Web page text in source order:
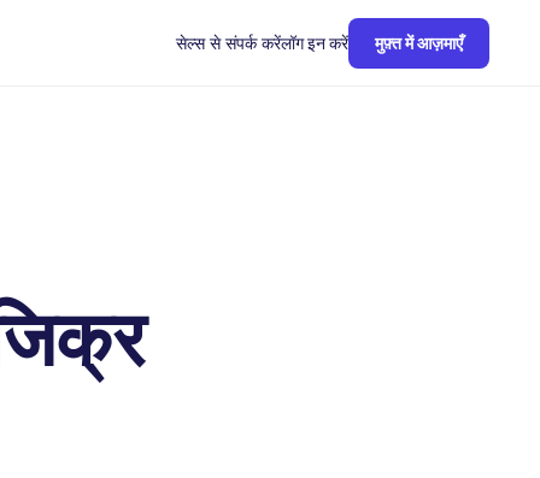
सेल्स से संपर्क करेंलॉग इन करें मुफ़्त में आज़माएँ